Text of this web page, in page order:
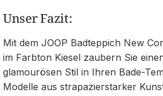
Unser Fazit:
Mit dem JOOP Badteppich New
im Farbton Kiesel zaubern Sie
glamourösen Stil in Ihren Bade-
Modelle aus strapazierstarker